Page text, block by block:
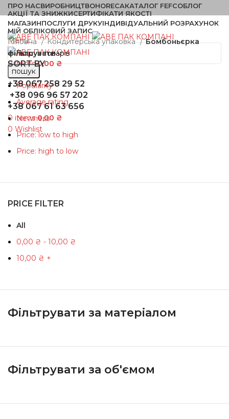
ПРО НАСВИРОБНИЦТВОHORECAКАТАЛОГ FEFCOБЛОГ
АКЦІЇ ТА ЗНИЖКИСЕРТИФІКАТИ ЯКОСТІ
МАГАЗИНПОСЛУГИ ДРУКУІНДИВІДУАЛЬНИЙ РОЗРАХУНОК
МІЙ ОБЛІКОВИЙ ЗАПИС
Menu
0items 0,00₴
пошук
+38 067 258 29 52
+38 096 96 57 202
+38 067 61 63 656
0 items 0,00 ₴
0 Wishlist
Головна Кондитерська упаковка
Бомбоньєрка
фільтрувати
SORT BY
Popularity
Average rating
Newness
Price: low to high
Price: high to low
PRICE FILTER
All
0,00 ₴ - 10,00 ₴
10,00 ₴ +
Фільтрувати за матеріалом
Фільтрувати за об'ємом